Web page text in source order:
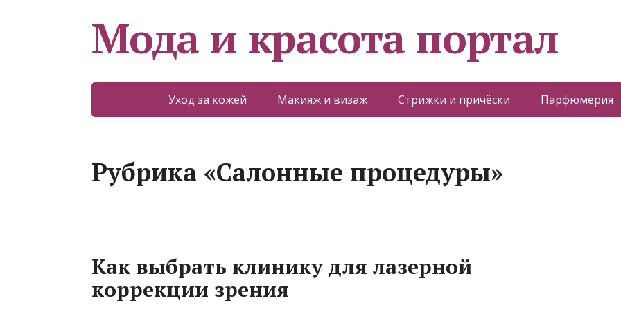
Мода и красота портал
Уход за кожей Макияж и визаж Стрижки и причёски Парфюмерия
Рубрика «Салонные процедуры»
Как выбрать клинику для лазерной
коррекции зрения